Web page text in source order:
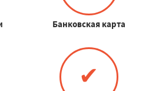
Банковская карта
✔